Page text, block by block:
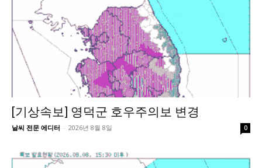
[기상속보] 영덕군 호우주의보 변경
날씨 전문 에디터 - 2026년 8월 8일 0